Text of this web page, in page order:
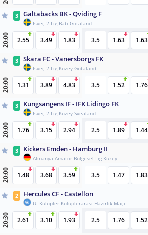
3 Galtabacks BK - Qviding F
İsveç 2.Lig Batı Gotaland
20:00 2.55 3.49 1.83 3.5 1.63 1.63
3 Skara FC - Vanersborgs FK
İsveç 2.Lig Kuzey Gotaland
20:00 1.31 3.89 4.83 3.5 1.52 1.76
3 Kungsangens IF - IFK Lidingo FK
İsveç 2.Lig Kuzey Svealand
20:00 1.76 3.15 2.94 2.5 1.89 1.44
3 Kickers Emden - Hamburg II
Almanya Amatör Bölgesel Lig Kuzey
20:00 1.48 3.68 3.59 3.5 1.47 1.83
2 Hercules CF - Castellon
U. Kulüpler Kulüplerarası Hazırlık Maçı
20:30 2.61 3.10 1.93 2.5 1.76 1.52